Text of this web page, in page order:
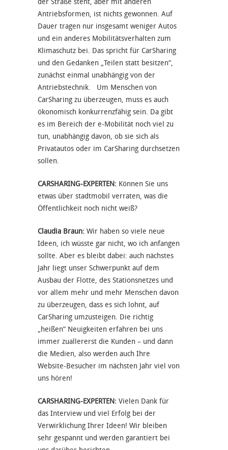
Antriebsformen, ist nichts gewonnen. Auf
Dauer tragen nur insgesamt weniger Autos
und ein anderes Mobilitätsverhalten zum
Klimaschutz bei. Das spricht für CarSharing
und den Gedanken „Teilen statt besitzen“,
zunächst einmal unabhängig von der
Antriebstechnik. Um Menschen von
CarSharing zu überzeugen, muss es auch
ökonomisch konkurrenzfähig sein. Da gibt
es im Bereich der e-Mobilität noch viel zu
tun, unabhängig davon, ob sie sich als
Privatautos oder im CarSharing durchsetzen
sollen.
CARSHARING-EXPERTEN: Können Sie uns
etwas über stadtmobil verraten, was die
Öffentlichkeit noch nicht weiß?
Claudia Braun: Wir haben so viele neue
Ideen, ich wüsste gar nicht, wo ich anfangen
sollte. Aber es bleibt dabei: auch nächstes
Jahr liegt unser Schwerpunkt auf dem
Ausbau der Flotte, des Stationsnetzes und
vor allem mehr und mehr Menschen davon
zu überzeugen, dass es sich lohnt, auf
CarSharing umzusteigen. Die richtig
„heißen“ Neuigkeiten erfahren bei uns
immer zuallererst die Kunden – und dann
die Medien, also werden auch Ihre
Website-Besucher im nächsten Jahr viel von
uns hören!
CARSHARING-EXPERTEN: Vielen Dank für
das Interview und viel Erfolg bei der
Verwirklichung Ihrer Ideen! Wir bleiben
sehr gespannt und werden garantiert bei